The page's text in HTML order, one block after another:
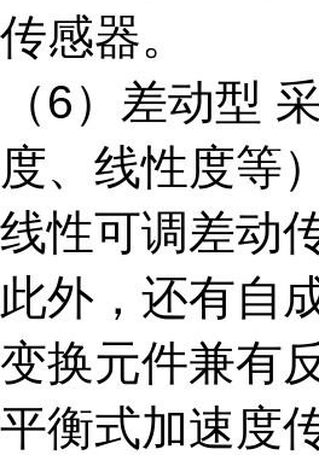
传感器。
（6）差动型
度、线性度等
线性可调差动
此外，还有自
变换元件兼有
平衡式加速度